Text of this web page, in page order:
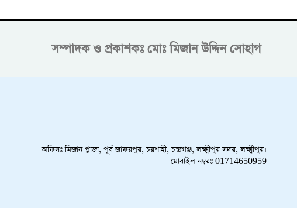
সম্পাদক ও প্রকাশকঃ মোঃ মিজান উদ্দিন সোহাগ
অফিসঃ মিজান প্লাজা, পূর্ব জাফরপুর, চরশাহী, চন্দ্রগঞ্জ, লক্ষ্মীপুর সদর, লক্ষ্মীপুর।
মোবাইল নম্বরঃ 01714650959